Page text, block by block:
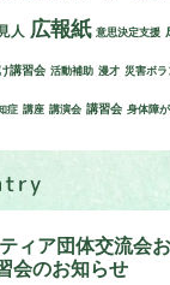
人 広報紙 意思決定支援
講習会 活動補助 漫才 災害ボ
症 講座 講演会 講習会 身体障
ィア団体交流会
会のお知らせ